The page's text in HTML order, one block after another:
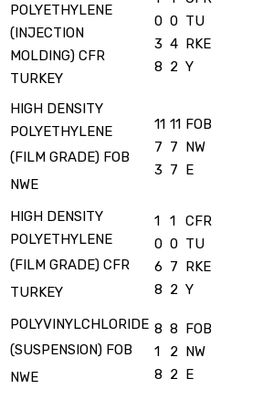
POLYETHYLENE
(INJECTION
MOLDING) CFR
TURKEY
0
3
8
0
4
2
TU
RKE
Y
HIGH DENSITY
POLYETHYLENE
(FILM GRADE) FOB
NWE
11
7
3
11
7
7
FOB
NW
E
HIGH DENSITY
POLYETHYLENE
(FILM GRADE) CFR
TURKEY
1
0
6
8
1
0
7
2
CFR
TU
RKE
Y
POLYVINYLCHLORIDE
(SUSPENSION) FOB
NWE
8
1
8
8
2
2
FOB
NW
E